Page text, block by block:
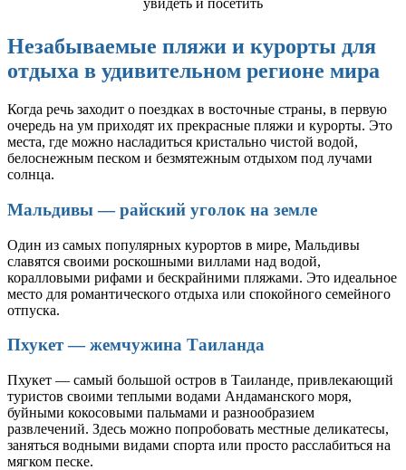
Незабываемые пляжи и курорты для
отдыха в удивительном регионе мира
Когда речь заходит о поездках в восточные страны, в первую
очередь на ум приходят их прекрасные пляжи и курорты. Это
места, где можно насладиться кристально чистой водой,
белоснежным песком и безмятежным отдыхом под лучами
солнца.
Мальдивы — райский уголок на земле
Один из самых популярных курортов в мире, Мальдивы
славятся своими роскошными виллами над водой,
коралловыми рифами и бескрайними пляжами. Это идеальное
место для романтического отдыха или спокойного семейного
отпуска.
Пхукет — жемчужина Таиланда
Пхукет — самый большой остров в Таиланде, привлекающий
туристов своими теплыми водами Андаманского моря,
буйными кокосовыми пальмами и разнообразием
развлечений. Здесь можно попробовать местные деликатесы,
заняться водными видами спорта или просто расслабиться на
мягком песке.